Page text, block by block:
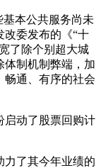
基本公共服务尚未
改委发布的《“十
了除个别超大城
体制机制弊端，加
畅通、有序的社会
启动了股票回购计
力了其今年业绩的